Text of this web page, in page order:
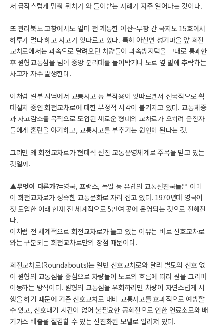
서 급작스럽게 멈춰 뒤차가 와 들이받는 사례가 자주 일어나는 것이다.
또 전라북도 고창에서도 얼마 전 개통한 아산~무장 간 국지도 15호에서
하루가 멀다 하고 사고가 잇따르고 있다. 특히 아산면 성기마을 앞 회전
교차로에서는 과속으로 달려오던 차량들이 과속방지턱을 그대로 통과한
후 원형교통섬을 넘어 중앙 분리대를 들이박거나 도로 옆 밭에 추락하는
사고가 자주 발생한다.
이처럼 일부 지역에서 교통사고 등 부작용이 잇따르면서 전국적으로 확
대설치 중인 회전교차로에 대한 부정적 시각이 불거지고 있다. 교통체증
과 사고감소를 목적으로 도입된 새로운 형태의 교차로가 오히려 운전자
들에게 혼란을 야기하고, 교통사고를 부추기는 원인이 된다는 것.
그러면 왜 회전교차로가 현대식 선진 교통운영체계로 주목을 받고 있는
것일까.
▲무엇이 다른가?=영국, 프랑스, 독일 등 유럽의 교통선진국들은 이미
이 회전교차로가 성숙한 교통문화로 자리 잡고 있다. 1970년대 영국이
첫 도입한 이래 현재 전 세계적으로 5만여 곳에 운영되는 것으로 전해진
다.
이처럼 전 세계적으로 회전교차로가 늘고 있는 이유는 바로 신호교차로
와는 구분되는 회전교차로만의 장점 때문이다.
회전교차로(Roundabouts)는 일반 신호교차로와 달리 별도의 신호 없
이 원형의 교통섬을 중심으로 차량들이 도로의 흐름에 따라 원을 그리며
이동하는 방식이다. 원형의 교통섬을 우회하려면 차량이 자연스럽게 서
행을 하기 때문에 기존 신호교차로 대비 교통사고를 효과적으로 예방할
수 있고, 신호대기 시간이 없어 불필요한 공회전으로 인한 연료소모와 배
기가스 배출을 절감할 수 있는 선진화된 모델로 알려져 있다.